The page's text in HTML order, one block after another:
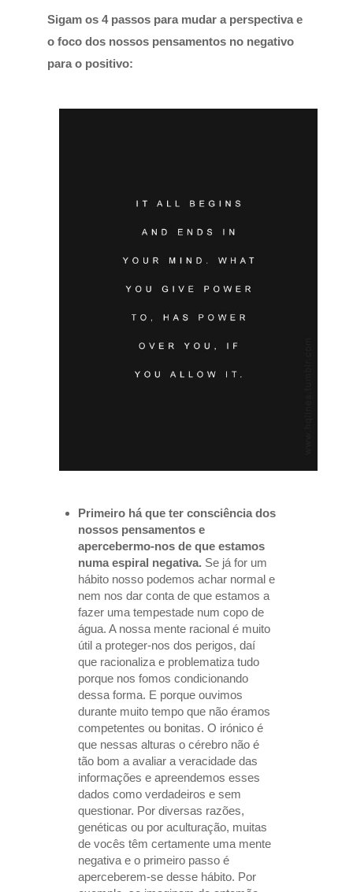
Sigam os 4 passos para mudar a perspectiva e
o foco dos nossos pensamentos no negativo
para o positivo:
Primeiro há que ter consciência dos
nossos pensamentos e
apercebermo-nos de que estamos
numa espiral negativa. Se já for um
hábito nosso podemos achar normal e
nem nos dar conta de que estamos a
fazer uma tempestade num copo de
água. A nossa mente racional é muito
útil a proteger-nos dos perigos, daí
que racionaliza e problematiza tudo
porque nos fomos condicionando
dessa forma. E porque ouvimos
durante muito tempo que não éramos
competentes ou bonitas. O irónico é
que nessas alturas o cérebro não é
tão bom a avaliar a veracidade das
informações e apreendemos esses
dados como verdadeiros e sem
questionar. Por diversas razões,
genéticas ou por aculturação, muitas
de vocês têm certamente uma mente
negativa e o primeiro passo é
aperceberem-se desse hábito. Por